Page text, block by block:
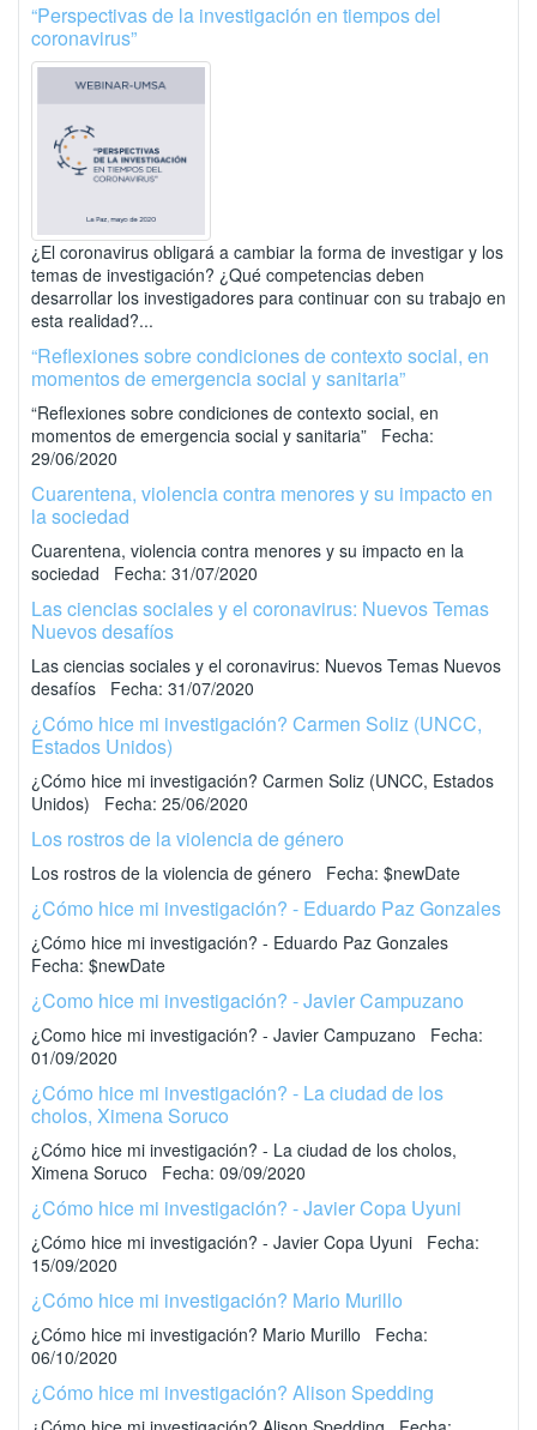
“Perspectivas de la investigación en tiempos del
coronavirus”
¿El coronavirus obligará a cambiar la forma de investigar y los
temas de investigación? ¿Qué competencias deben
desarrollar los investigadores para continuar con su trabajo en
esta realidad?...
“Reflexiones sobre condiciones de contexto social, en
momentos de emergencia social y sanitaria”
“Reflexiones sobre condiciones de contexto social, en
momentos de emergencia social y sanitaria” Fecha:
29/06/2020
Cuarentena, violencia contra menores y su impacto en
la sociedad
Cuarentena, violencia contra menores y su impacto en la
sociedad Fecha: 31/07/2020
Las ciencias sociales y el coronavirus: Nuevos Temas
Nuevos desafíos
Las ciencias sociales y el coronavirus: Nuevos Temas Nuevos
desafíos Fecha: 31/07/2020
¿Cómo hice mi investigación? Carmen Soliz (UNCC,
Estados Unidos)
¿Cómo hice mi investigación? Carmen Soliz (UNCC, Estados
Unidos) Fecha: 25/06/2020
Los rostros de la violencia de género
Los rostros de la violencia de género Fecha: $newDate
¿Cómo hice mi investigación? - Eduardo Paz Gonzales
¿Cómo hice mi investigación? - Eduardo Paz Gonzales
Fecha: $newDate
¿Como hice mi investigación? - Javier Campuzano
¿Como hice mi investigación? - Javier Campuzano Fecha:
01/09/2020
¿Cómo hice mi investigación? - La ciudad de los
cholos, Ximena Soruco
¿Cómo hice mi investigación? - La ciudad de los cholos,
Ximena Soruco Fecha: 09/09/2020
¿Cómo hice mi investigación? - Javier Copa Uyuni
¿Cómo hice mi investigación? - Javier Copa Uyuni Fecha:
15/09/2020
¿Cómo hice mi investigación? Mario Murillo
¿Cómo hice mi investigación? Mario Murillo Fecha:
06/10/2020
¿Cómo hice mi investigación? Alison Spedding